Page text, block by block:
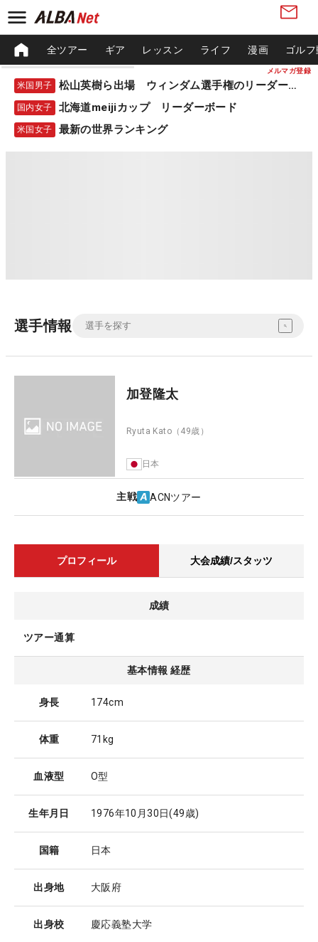
メルマガ登録
全ツアー ギア レッスン ライフ 漫画 ゴル
米国男子 松山英樹ら出場 ウィンダム選手権のリーダーボード
国内女子 北海道meijiカップ リーダーボード
米国女子 最新の世界ランキング
選手情報
加登隆太
Ryuta Kato （49歳）
日本
主戦 ACNツアー
プロフィール 大会成績/スタッツ
成績
ツアー通算
基本情報 経歴
身長 174cm
体重 71kg
血液型 O型
生年月日 1976年10月30日(49歳)
国籍 日本
出身地 大阪府
出身校 慶応義塾大学